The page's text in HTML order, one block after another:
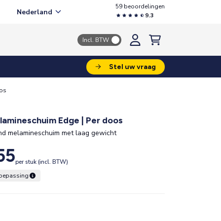
Nederland
59 beoordelingen
9.3
Incl. BTW
Stel uw vraag
Edge | Per doos
melamineschuim met laag gewicht
per stuk (incl. BTW)